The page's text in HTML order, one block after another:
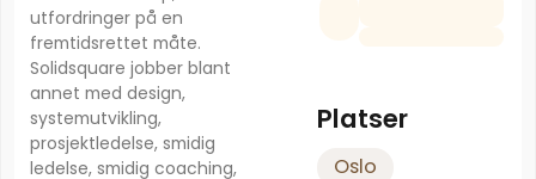
utfordringer på en
fremtidsrettet måte.
Solidsquare jobber blant
annet med design,
systemutvikling,
prosjektledelse, smidig
ledelse, smidig coaching,
Platser
Oslo